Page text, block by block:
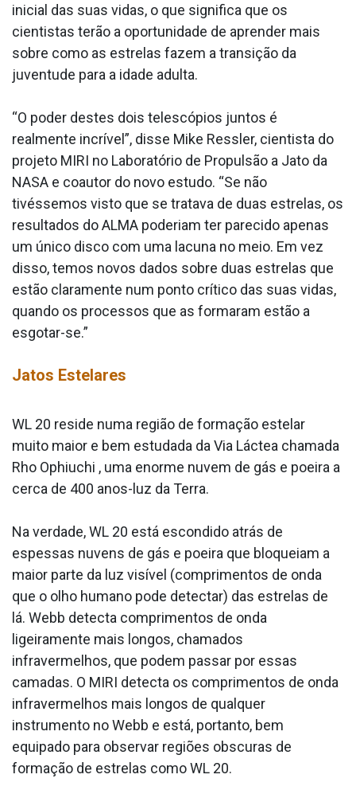
inicial das suas vidas, o que significa que os
cientistas terão a oportunidade de aprender mais
sobre como as estrelas fazem a transição da
juventude para a idade adulta.
“O poder destes dois telescópios juntos é
realmente incrível”, disse Mike Ressler, cientista do
projeto MIRI no Laboratório de Propulsão a Jato da
NASA e coautor do novo estudo. “Se não
tivéssemos visto que se tratava de duas estrelas, os
resultados do ALMA poderiam ter parecido apenas
um único disco com uma lacuna no meio. Em vez
disso, temos novos dados sobre duas estrelas que
estão claramente num ponto crítico das suas vidas,
quando os processos que as formaram estão a
esgotar-se.”
Jatos Estelares
WL 20 reside numa região de formação estelar
muito maior e bem estudada da Via Láctea chamada
Rho Ophiuchi , uma enorme nuvem de gás e poeira a
cerca de 400 anos-luz da Terra.
Na verdade, WL 20 está escondido atrás de
espessas nuvens de gás e poeira que bloqueiam a
maior parte da luz visível (comprimentos de onda
que o olho humano pode detectar) das estrelas de
lá. Webb detecta comprimentos de onda
ligeiramente mais longos, chamados
infravermelhos, que podem passar por essas
camadas. O MIRI detecta os comprimentos de onda
infravermelhos mais longos de qualquer
instrumento no Webb e está, portanto, bem
equipado para observar regiões obscuras de
formação de estrelas como WL 20.